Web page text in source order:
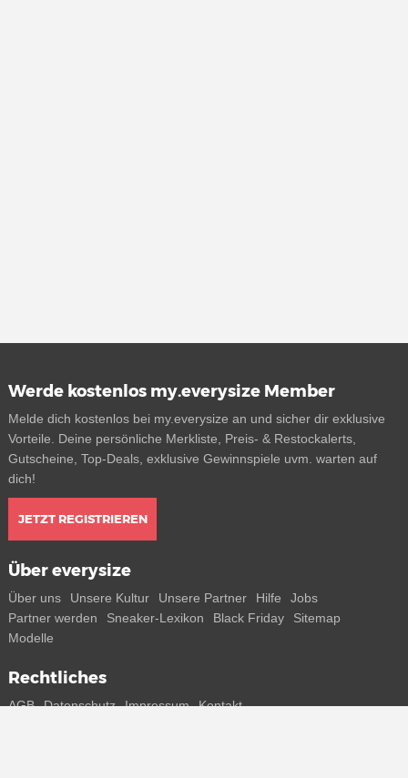
Werde kostenlos my.everysize Member
Melde dich kostenlos bei my.everysize an und sicher dir exklusive
Vorteile. Deine persönliche Merkliste, Preis- & Restockalerts,
Gutscheine, Top-Deals, exklusive Gewinnspiele uvm. warten auf
dich!
JETZT REGISTRIEREN
Über everysize
Über uns Unsere Kultur Unsere Partner Hilfe
Jobs
Partner werden
Sneaker-Lexikon Black Friday
Sitemap
Modelle
Rechtliches
AGB Datenschutz Impressum Kontakt